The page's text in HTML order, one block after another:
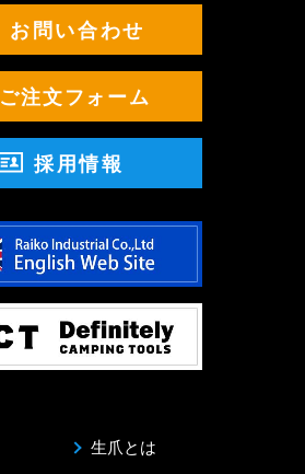
お問い合わせ
ご注文フォーム
採用情報
生爪とは